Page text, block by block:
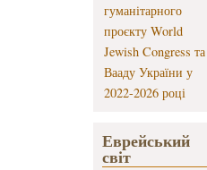
гуманітарного
проєкту World
Jewish Congress та
Вааду України у
2022-2026 році
Еврейський
світ